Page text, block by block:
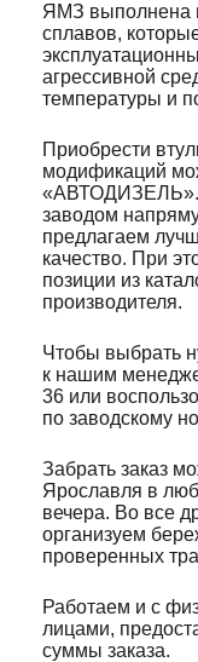
ЯМЗ выполнена
сплавов,
агрессивной
температуры и
Приобрести
модификаций
«АВТОДИЗЕЛЬ».
заводом
предлагаем
качество. При
позиции из
производителя.
Чтобы выбрать
к нашим
36 или
по заводскому
Забрать заказ
Ярославля в
вечера. Во все
организуем
проверенных
Работаем и с
лицами,
суммы заказа.